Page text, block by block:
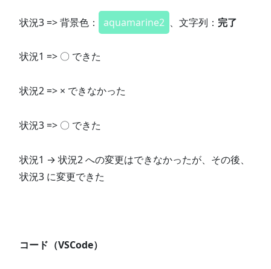
状況3 => 背景色： aquamarine2 、文字列： 完了
状況1 => 〇 できた
状況2 => × できなかった
状況3 => 〇 できた
状況1 → 状況2 への変更はできなかったが、その後、
状況3 に変更できた
コード（VSCode）